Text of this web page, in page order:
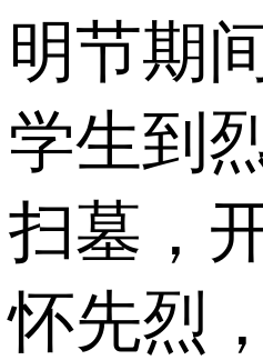
明节期
学生到
扫墓，
怀先烈